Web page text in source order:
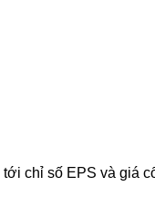
chỉ số EPS và giá